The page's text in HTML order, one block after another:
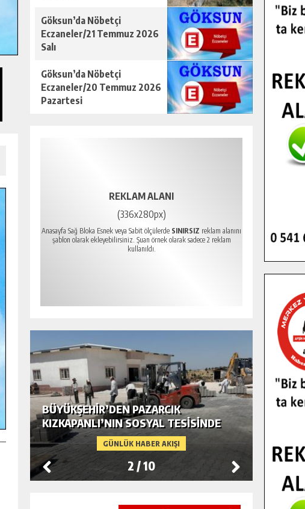
Göksun’da Nöbetçi
Eczaneler/21 Temmuz 2026
Salı
Göksun’da Nöbetçi
Eczaneler/20 Temmuz 2026
Pazartesi
REKLAM ALANI
(336x280px)
Anasayfa Sağ Bloka Esnek veya Sabit ölçülerde SINIRSIZ reklam alanını
şablon olarak ekleyebilirsiniz. Şuan örnek olarak sadece 2 reklam
kullanıldı.
GÜNLÜK HABER AKIŞI
BÜYÜKŞEHIR’DEN PAZARCIK
KIZKAPANLI’NIN SOSYAL TESISINDE
ÇEVRE DÜZENLEMESI.
2 /10